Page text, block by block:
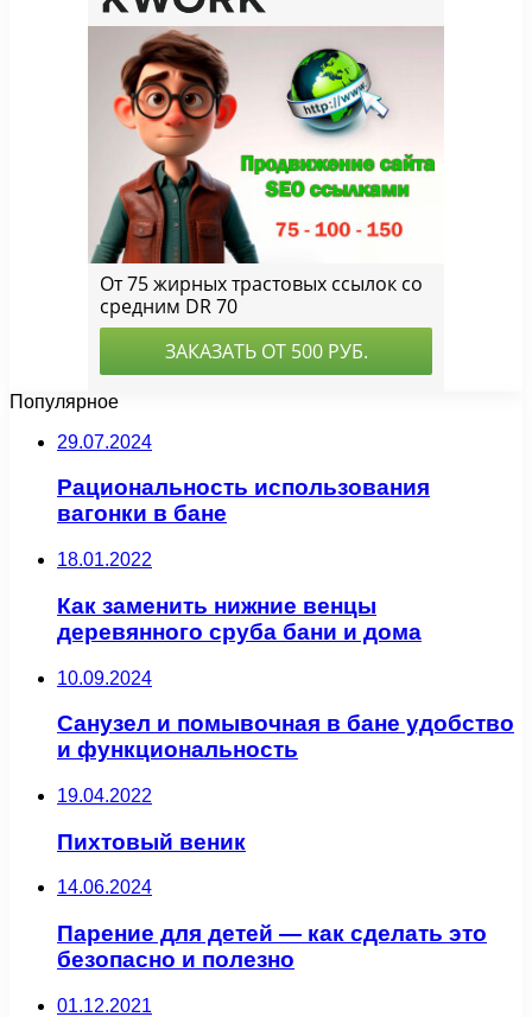
Популярное
29.07.2024
Рациональность использования
вагонки в бане
18.01.2022
Как заменить нижние венцы
деревянного сруба бани и дома
10.09.2024
Санузел и помывочная в бане удобство
и функциональность
19.04.2022
Пихтовый веник
14.06.2024
Парение для детей — как сделать это
безопасно и полезно
01.12.2021